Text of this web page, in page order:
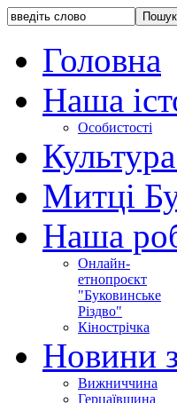
Головна
Наша
Особистості
Митці
Наша
Онлайн-
етнопроєкт
"Буковинське
Різдво"
Кінострічка
Новини
Вижниччина
Герцаївщина